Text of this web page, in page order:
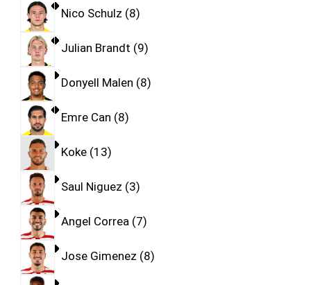
Nico Schulz 8
Julian Brandt 9
Donyell Malen 8
Emre Can 8
Koke 13
Saul Niguez 3
Angel Correa 7
Jose Gimenez 8